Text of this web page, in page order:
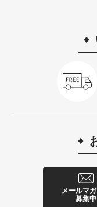
メールマ
募集中